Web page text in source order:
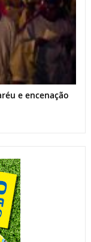
e encenação